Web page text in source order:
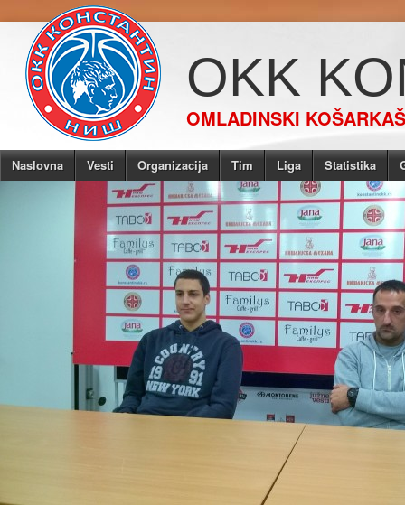
OKK
OMLADINSKI
Naslovna Vesti Organizacija Tim Liga Statistika